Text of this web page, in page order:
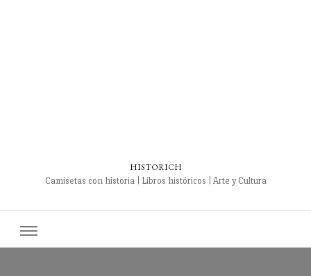
HISTORICH
Camisetas con historia | Libros históricos | Arte y Cultura